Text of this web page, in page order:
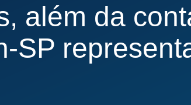
além da
SP